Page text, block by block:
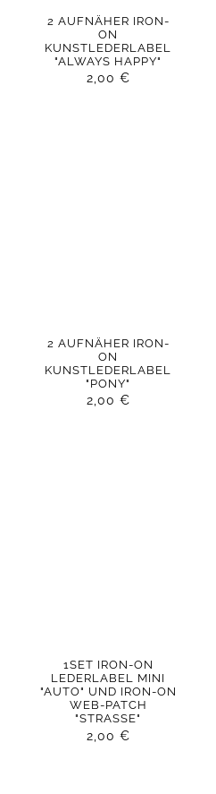
2 AUFNÄHER IRON-
ON
KUNSTLEDERLABEL
"ALWAYS HAPPY"
2,00 €
2 AUFNÄHER IRON-
ON
KUNSTLEDERLABEL
"PONY"
2,00 €
1SET IRON-ON
LEDERLABEL MINI
"AUTO" UND IRON-ON
WEB-PATCH
"STRASSE"
2,00 €